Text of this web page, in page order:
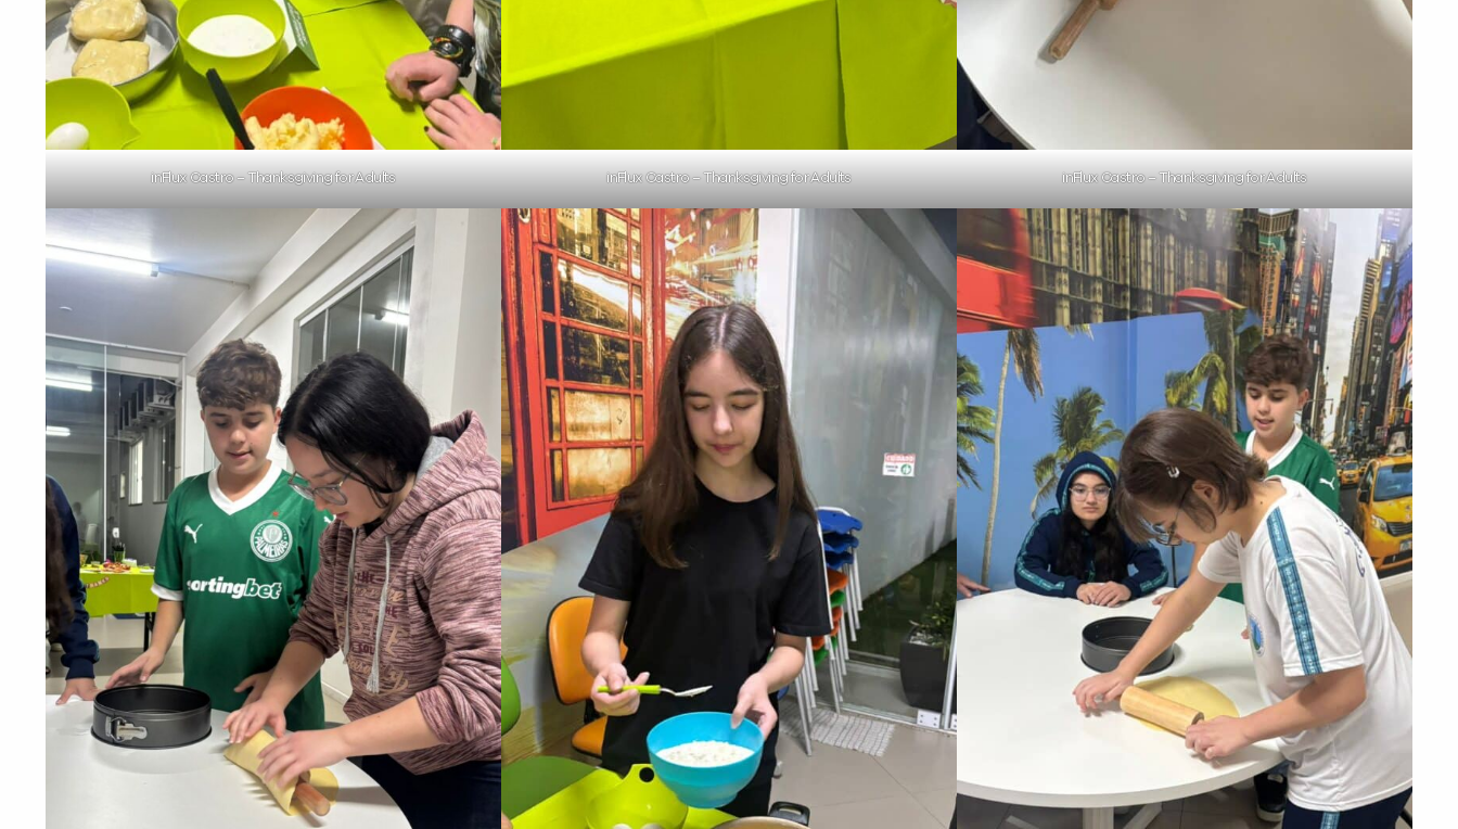
inFlux Castro – Thanksgiving for Adults inFlux Castro – Thanksgiving for Adults inFlux Castro – Thanksgiving for Adults